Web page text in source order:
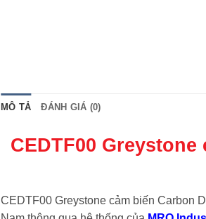
MÔ TẢ ĐÁNH GIÁ (0)
CEDTF00
CEDTF00 Greystone cảm biến Carbon